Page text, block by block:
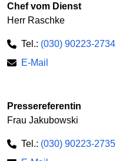
Chef vom Dienst
Herr Raschke
Tel.: (030) 90223-2734
E-Mail
Pressereferentin
Frau Jakubowski
Tel.: (030) 90223-2735